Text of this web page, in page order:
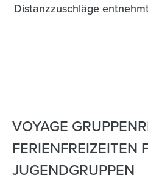
Distanzzuschläge
VOYAGE
FERIENFREIZEITEN
JUGENDGRUPPEN